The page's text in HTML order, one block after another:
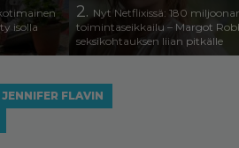
isolla
2. Nyt Netflixissä: 180
toimintaseikkailu – Margot
seksikohtauksen liian pitkälle
JENNIFER FLAVIN